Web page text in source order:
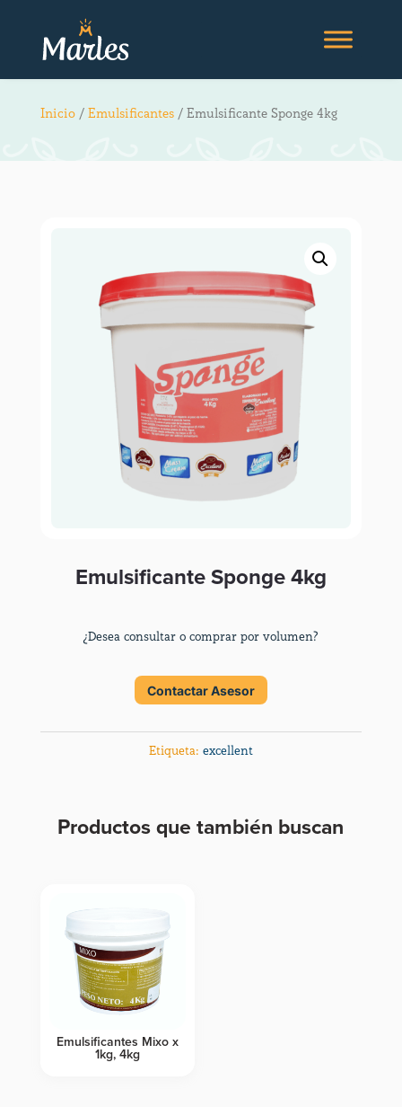
Inicio/ Emulsificantes/ Emulsificante Sponge 4kg
Emulsificante Sponge 4kg
¿Desea consultar o comprar por volumen?
Contactar Asesor
Etiqueta: excellent
Productos que también buscan
Emulsificantes Mixo x
1kg, 4kg